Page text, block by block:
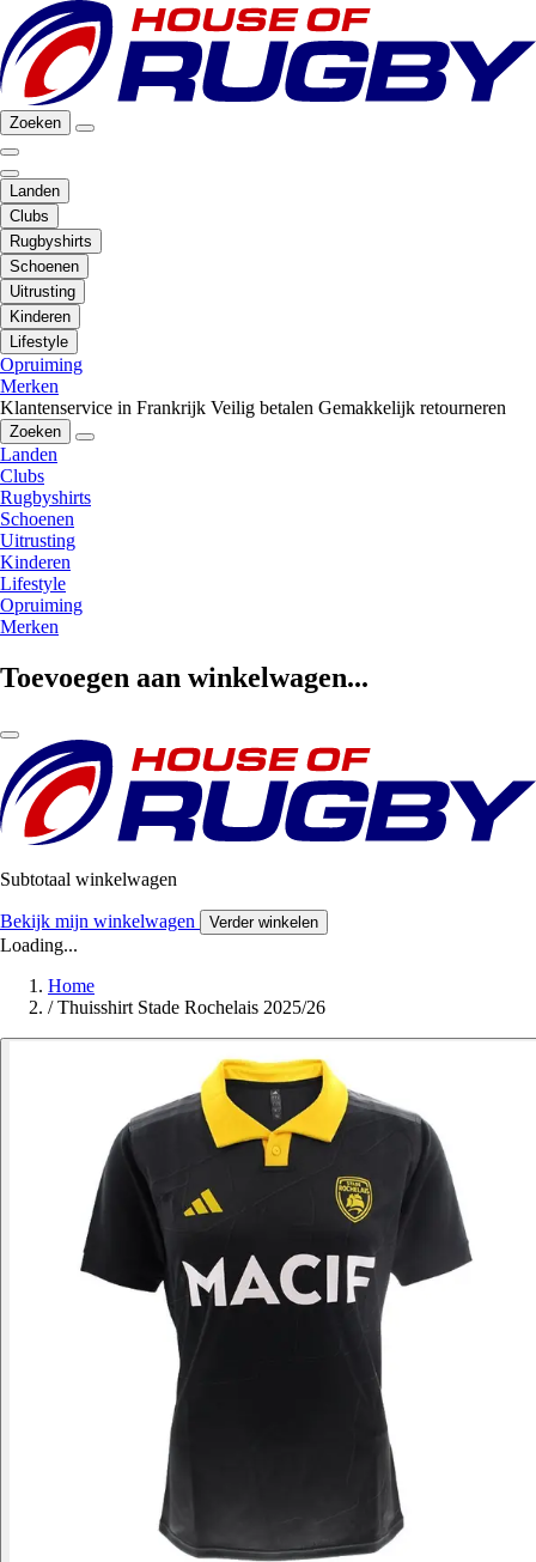
Zoeken
Landen
Clubs
Rugbyshirts
Schoenen
Uitrusting
Kinderen
Lifestyle
Opruiming
Merken
Klantenservice in Frankrijk Veilig betalen Gemakkelijk retourneren
Zoeken
Landen
Clubs
Rugbyshirts
Schoenen
Uitrusting
Kinderen
Lifestyle
Opruiming
Merken
Toevoegen aan winkelwagen...
Subtotaal winkelwagen
Bekijk mijn winkelwagen Verder winkelen
Loading...
Home
/ Thuisshirt Stade Rochelais 2025/26